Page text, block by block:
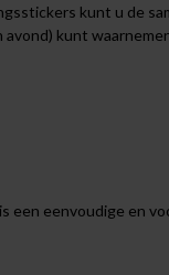
kunt u de
kunt
een eenvoudige en